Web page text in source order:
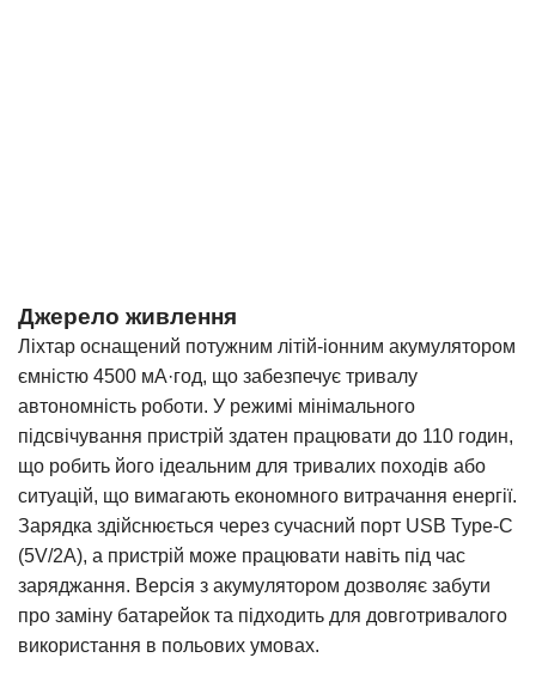
Джерело живлення
Ліхтар оснащений потужним літій-іонним акумулятором
ємністю 4500 мА·год, що забезпечує тривалу
автономність роботи. У режимі мінімального
підсвічування пристрій здатен працювати до 110 годин,
що робить його ідеальним для тривалих походів або
ситуацій, що вимагають економного витрачання енергії.
Зарядка здійснюється через сучасний порт USB Type-C
(5V/2A), а пристрій може працювати навіть під час
заряджання. Версія з акумулятором дозволяє забути
про заміну батарейок та підходить для довготривалого
використання в польових умовах.